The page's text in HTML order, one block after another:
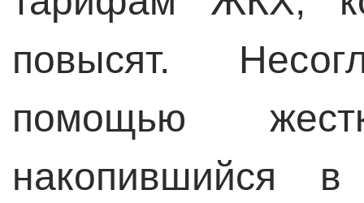
повысят.
помощью
накопившийся